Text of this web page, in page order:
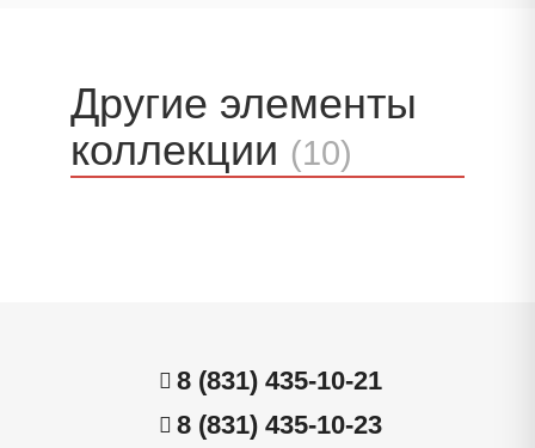
Другие элементы
коллекции (10)
8 (831) 435-10-21
8 (831) 435-10-23